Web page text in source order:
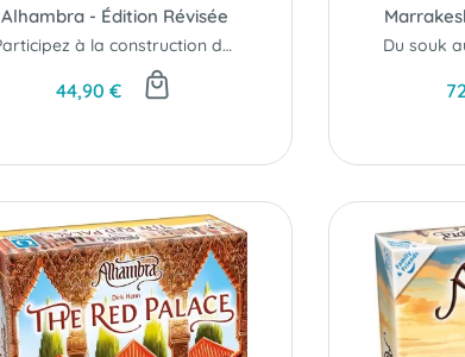
Alhambra - Édition Révisée
Participez à la construction du plus beau palais...
44,90 €